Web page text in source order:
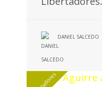
DANIEL SALCEDO